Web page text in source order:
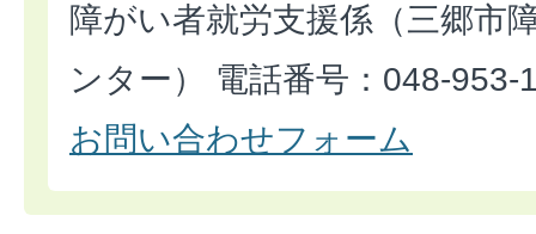
障がい者就労支援係（三郷市
ンター） 電話番号：048-953-
お問い合わせフォーム